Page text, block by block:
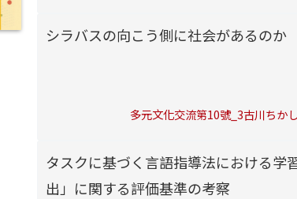
シラバスの向こう側に社会があるのか
多元文化交流第10號_3古川ちかし
タスクに基づく言語指導法における学
出」に関する評価基準の考察